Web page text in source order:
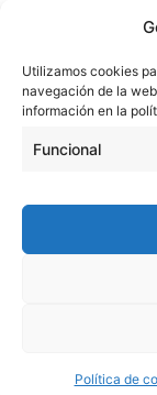
Utilizamos cookies
navegación de la
información en la
Funcional
Política de
Otros
Noticias
Sede electrónica
Protección de